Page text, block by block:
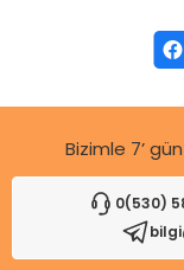
Ürün fiyatı
Bizimle 7’
0(530)